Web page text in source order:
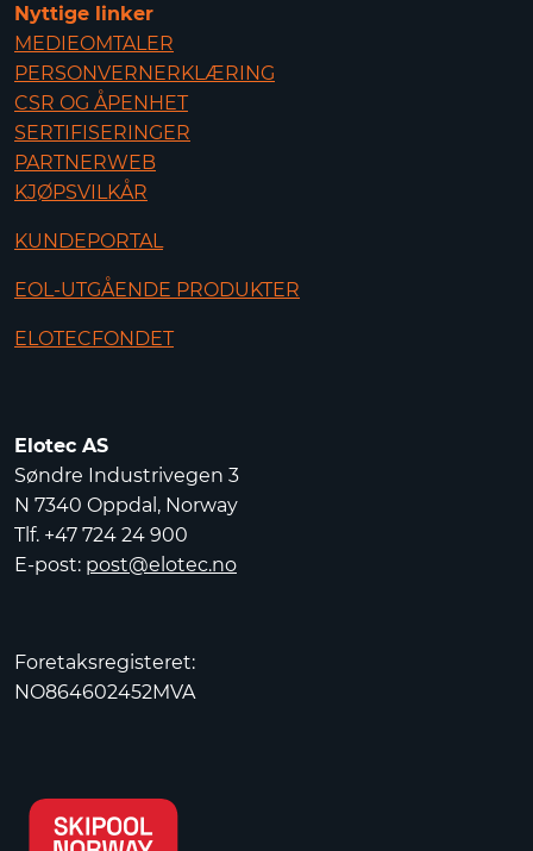
Nyttige linker
MEDIEOMTALER
PERSONVERNERKLÆRING
CSR OG ÅPENHET
SERTIFISERINGER
PARTNERWEB
KJØPSVILKÅR
KUNDEPORTAL
EOL-UTGÅENDE PRODUKTER
ELOTECFONDET
Elotec AS
Søndre Industrivegen 3
N 7340 Oppdal, Norway
Tlf. +47 724 24 900
E-post: post@elotec.no
Foretaksregisteret:
NO864602452MVA